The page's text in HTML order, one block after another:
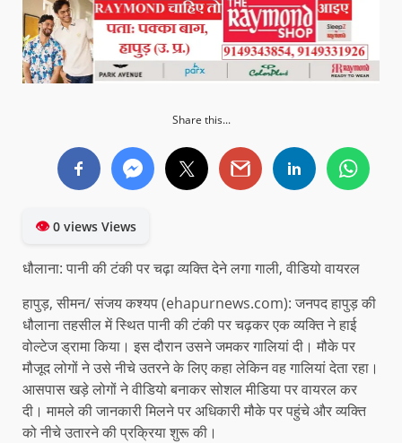
Share this...
👁0 views Views
धौलाना: पानी की टंकी पर चढ़ा व्यक्ति देने लगा गाली, वीडियो वायरल
हापुड़, सीमन/ संजय कश्यप (ehapurnews.com): जनपद हापुड़ की
धौलाना तहसील में स्थित पानी की टंकी पर चढ़कर एक व्यक्ति ने हाई
वोल्टेज ड्रामा किया। इस दौरान उसने जमकर गालियां दी। मौके पर
मौजूद लोगों ने उसे नीचे उतरने के लिए कहा लेकिन वह गालियां देता रहा।
आसपास खड़े लोगों ने वीडियो बनाकर सोशल मीडिया पर वायरल कर
दी। मामले की जानकारी मिलने पर अधिकारी मौके पर पहुंचे और व्यक्ति
को नीचे उतारने की प्रक्रिया शुरू की।